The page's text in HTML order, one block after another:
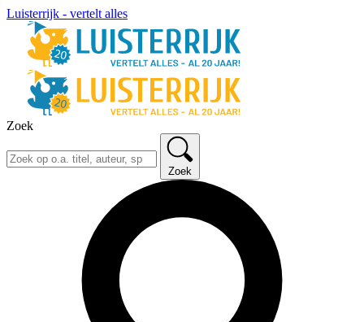
Luisterrijk - vertelt alles
Zoek
Zoek